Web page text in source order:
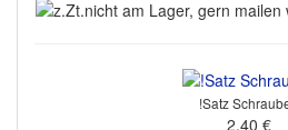
!Satz
2.40 €